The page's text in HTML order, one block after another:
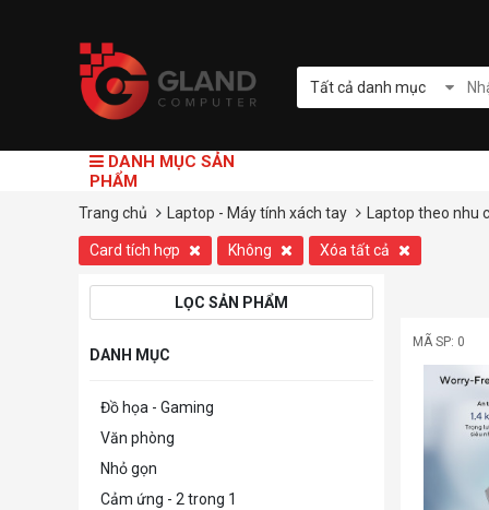
Tất cả danh mục
DANH MỤC SẢN
PHẨM
Trang chủ Laptop - Máy tính xách tay Laptop theo nhu
Card tích hợp Không Xóa tất cả
LỌC SẢN PHẨM
DANH MỤC
Đồ họa - Gaming
Văn phòng
Nhỏ gọn
Cảm ứng - 2 trong 1
MÃ SP: 0